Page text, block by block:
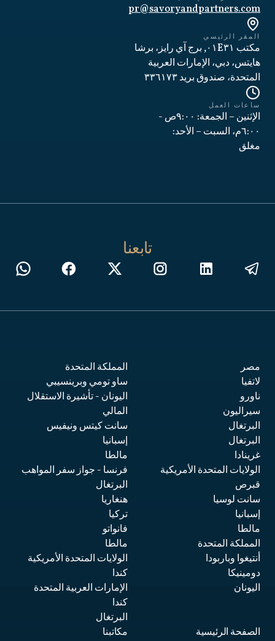
pr@savoryandpartners.com
المقر الرئيسي
مكتب ٠١E٣١, برج آي رايز، برشا
هايتس، دبي، الإمارات العربية
المتحدة، صندوق بريد ٣٣٦١٧٣
ساعات العمل
الإثنين – الجمعة: ٩:٠٠ص -
٦:٠٠م، السبت – الأحد:
مغلق
تابعنا
مصر
لاتفيا
ناورو
سيراليون
البرتغال
البرتغال
غرينادا
الولايات المتحدة الأمريكية
قبرص
سانت لوسيا
إسبانيا
مالطا
المملكة المتحدة
أنتيغوا وباربودا
دومينيكا
اليونان
المملكة المتحدة
ساو تومي وبرينسيبي
اليونان - تأشيرة الاستقلال
المالي
سانت كيتس ونيفيس
إسبانيا
مالطا
فرنسا - جواز سفر المواهب
البرتغال
هنغاريا
تركيا
فانواتو
مالطا
الولايات المتحدة الأمريكية
كندا
الإمارات العربية المتحدة
كندا
البرتغال
الصفحة الرئيسية
مكاتبنا